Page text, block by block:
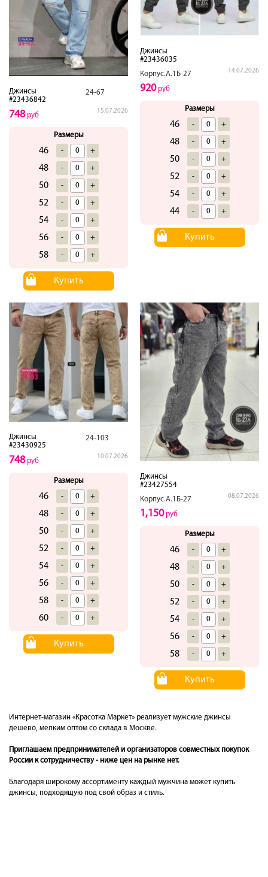
Джинсы
#23436842
24-67
15.07.2026
748руб
Размеры
46 - +
48 - +
50 - +
52 - +
54 - +
56 - +
58 - +
Купить
Джинсы
#23436035
Корпус.А.1Б-27
14.07.2026
920руб
Размеры
46 - +
48 - +
50 - +
52 - +
54 - +
44 - +
Купить
Джинсы
#23430925
24-103
10.07.2026
748руб
Размеры
46 - +
48 - +
50 - +
52 - +
54 - +
56 - +
58 - +
60 - +
Купить
Джинсы
#23427554
Корпус.А.1Б-27
08.07.2026
1,150руб
Размеры
46 - +
48 - +
50 - +
52 - +
54 - +
56 - +
58 - +
Купить
Интернет-магазин «Красотка Маркет» реализует мужские джинсы
дешево, мелким оптом со склада в Москве.
Приглашаем предпринимателей и организаторов совместных покупок
России к сотрудничеству - ниже цен на рынке нет.
Благодаря широкому ассортименту каждый мужчина может купить
джинсы, подходящую под свой образ и стиль.